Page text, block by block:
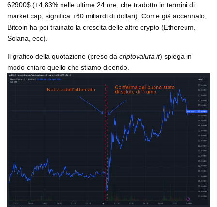
62900$ (+4,83% nelle ultime 24 ore, che tradotto in termini di
market cap, significa +60 miliardi di dollari). Come già accennato,
Bitcoin ha poi trainato la crescita delle altre crypto (Ethereum,
Solana, ecc).
Il grafico della quotazione (preso da criptovaluta.it) spiega in
modo chiaro quello che stiamo dicendo.